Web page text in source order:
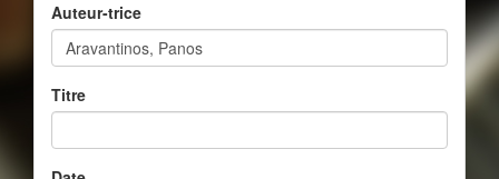
Auteur-trice
Titre